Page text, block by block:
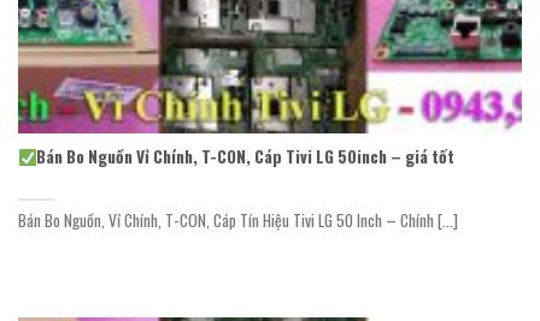
Bán Bo Nguồn Vỉ Chính, T-CON, Cáp Tivi LG 50inch – giá tốt
Bán Bo Nguồn, Vỉ Chính, T-CON, Cáp Tín Hiệu Tivi LG 50 Inch – Chính [...]